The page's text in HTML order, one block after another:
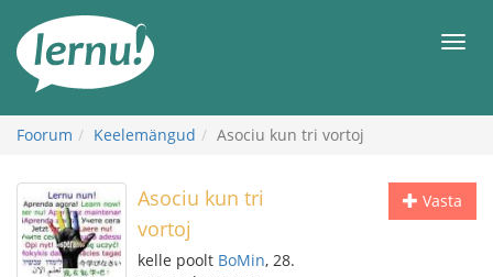
juurde
Foorum Keelemängud Asociu kun tri vortoj
Vasta
Asociu kun tri
vortoj
kelle poolt BoMin, 28.